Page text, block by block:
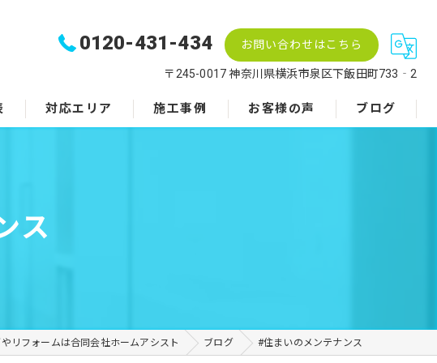
0120-431-434 お問い合わせはこちら
〒245-0017 神奈川県横浜市泉区下飯田町733‐2
対応エリア 施工事例 お客様の声 ブログ
ス
リフォームは合同会社ホームアシスト ブログ #住まいのメンテナンス